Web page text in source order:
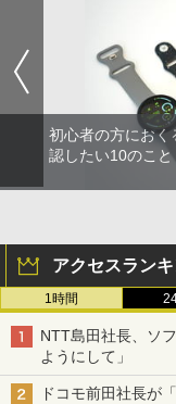
初心者の方におく
認したい10のこと
アクセスラン
1時間
NTT島田社長、ソ
ようにして」
ドコモ前田社長が